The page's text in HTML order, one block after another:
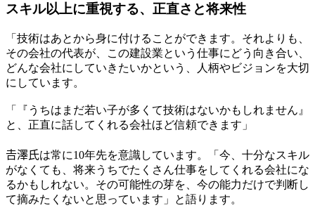
スキル以上に重視する、正直さと将来性
「技術はあとから身に付けることができます。それよりも、
その会社の代表が、この建設業という仕事にどう向き合い、
どんな会社にしていきたいかという、人柄やビジョンを大切
にしています。
「『うちはまだ若い子が多くて技術はないかもしれません』
と、正直に話してくれる会社ほど信頼できます」
𠮷澤氏は常に10年先を意識しています。「今、十分なスキル
がなくても、将来うちでたくさん仕事をしてくれる会社にな
るかもしれない。その可能性の芽を、今の能力だけで判断し
て摘みたくないと思っています」と語ります。